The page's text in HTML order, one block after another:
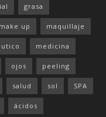
grasa
make up maquillaje
medicina
ojos peeling
salud sol SPA
ácidos